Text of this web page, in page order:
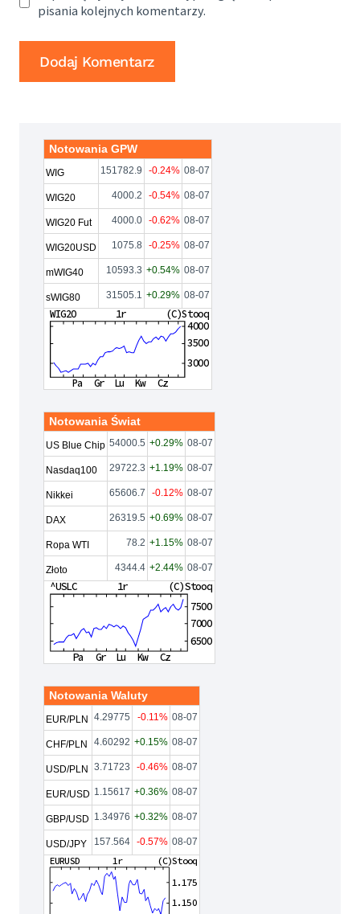
pisania kolejnych komentarzy.
Notowania GPW
WIG 151782.9 -0.24% 08-07
WIG20 4000.2 -0.54% 08-07
WIG20 Fut 4000.0 -0.62% 08-07
WIG20USD 1075.8 -0.25% 08-07
mWIG40 10593.3 +0.54% 08-07
sWIG80 31505.1 +0.29% 08-07
Notowania Świat
US Blue Chip 54000.5 +0.29% 08-07
Nasdaq100 29722.3 +1.19% 08-07
Nikkei 65606.7 -0.12% 08-07
DAX 26319.5 +0.69% 08-07
Ropa WTI 78.2 +1.15% 08-07
Złoto 4344.4 +2.44% 08-07
Notowania Waluty
EUR/PLN 4.29775 -0.11% 08-07
CHF/PLN 4.60292 +0.15% 08-07
USD/PLN 3.71723 -0.46% 08-07
EUR/USD 1.15617 +0.36% 08-07
GBP/USD 1.34976 +0.32% 08-07
USD/JPY 157.564 -0.57% 08-07